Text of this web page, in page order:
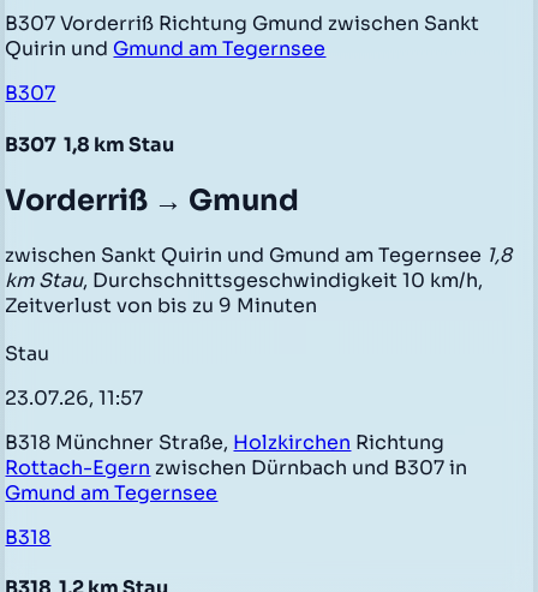
B307 Vorderriß Richtung Gmund zwischen Sankt
Quirin und Gmund am Tegernsee
B307
B307 1,8 km Stau
Vorderriß → Gmund
zwischen Sankt Quirin und Gmund am Tegernsee 1,8
km Stau, Durchschnittsgeschwindigkeit 10 km/h,
Zeitverlust von bis zu 9 Minuten
Stau
23.07.26, 11:57
B318 Münchner Straße, Holzkirchen Richtung
Rottach-Egern zwischen Dürnbach und B307 in
Gmund am Tegernsee
B318